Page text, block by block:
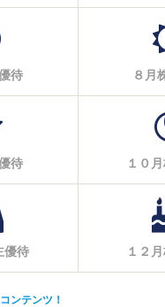
待 ８月
待 １０
優待 １２
ンテンツ！